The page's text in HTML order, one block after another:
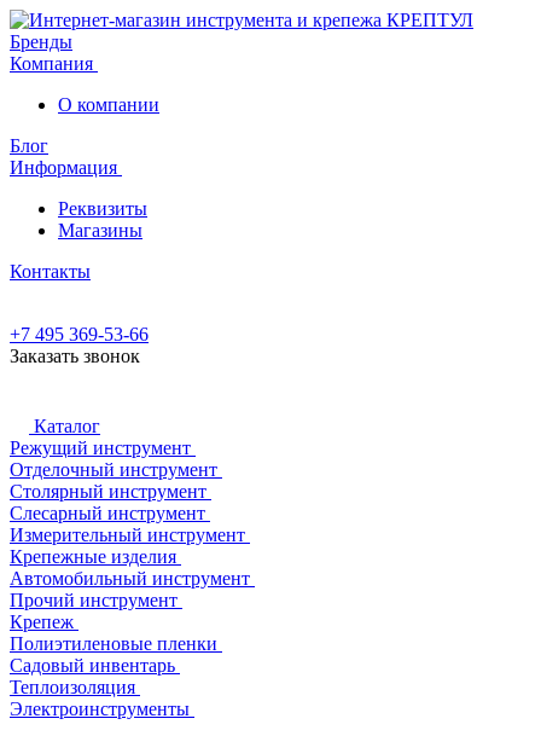
Бренды
Компания
О компании
Блог
Информация
Реквизиты
Магазины
Контакты
+7 495 369-53-66
Заказать звонок
Каталог
Режущий инструмент
Отделочный инструмент
Столярный инструмент
Слесарный инструмент
Измерительный инструмент
Крепежные изделия
Автомобильный инструмент
Прочий инструмент
Крепеж
Полиэтиленовые пленки
Садовый инвентарь
Теплоизоляция
Электроинструменты